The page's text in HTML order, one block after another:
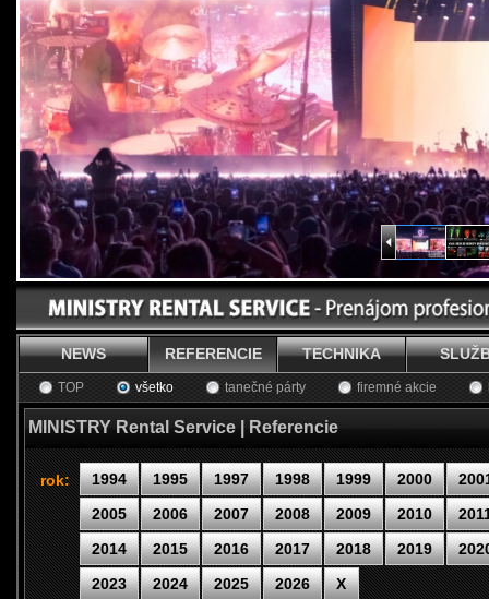
NEWS REFERENCIE TECHNIKA
TOP všetko tanečné párty firemné akcie
MINISTRY Rental Service | Referencie
rok: 1994 1995 1997 1998 1999 2000
2005
2006 2007 2008 2009 2010
2014
2015 2016 2017 2018 2019
2023
2024 2025 2026 X